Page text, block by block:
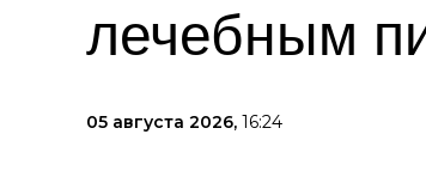
лечебным
05 августа 2026, 16:24